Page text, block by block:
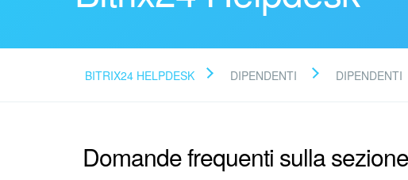
BITRIX24 HELPDESK DIPENDENTI DIPENDENTI
Domande frequenti sulla